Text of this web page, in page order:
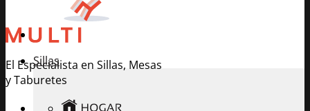
El Especialista en Sillas, Mesas
y Taburetes
Sillas